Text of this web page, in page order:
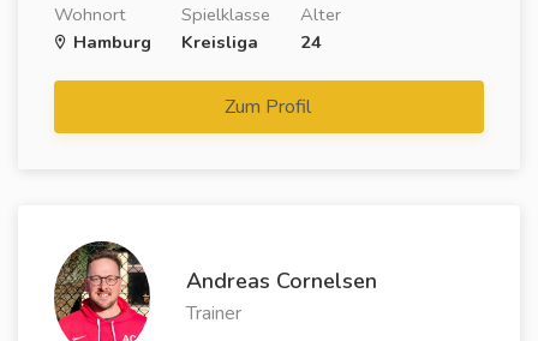
Wohnort
Hamburg
Spielklasse
Kreisliga
Alter
24
Zum Profil
Andreas Cornelsen
Trainer